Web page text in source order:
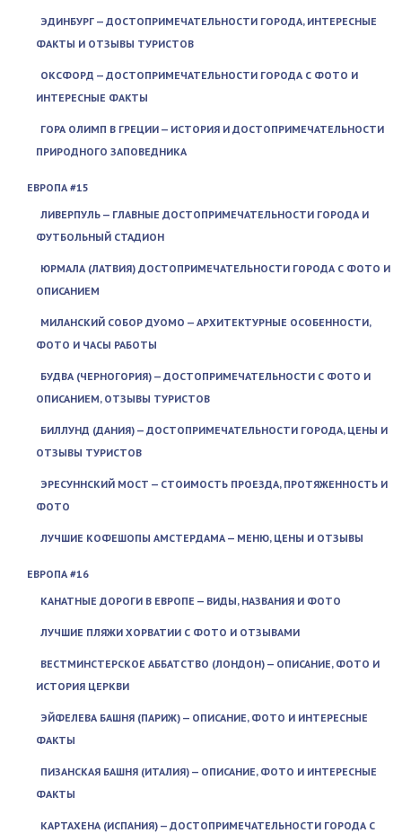
ЭДИНБУРГ — ДОСТОПРИМЕЧАТЕЛЬНОСТИ ГОРОДА, ИНТЕРЕСНЫЕ
ФАКТЫ И ОТЗЫВЫ ТУРИСТОВ
ОКСФОРД — ДОСТОПРИМЕЧАТЕЛЬНОСТИ ГОРОДА С ФОТО И
ИНТЕРЕСНЫЕ ФАКТЫ
ГОРА ОЛИМП В ГРЕЦИИ — ИСТОРИЯ И ДОСТОПРИМЕЧАТЕЛЬНОСТИ
ПРИРОДНОГО ЗАПОВЕДНИКА
ЕВРОПА #15
ЛИВЕРПУЛЬ — ГЛАВНЫЕ ДОСТОПРИМЕЧАТЕЛЬНОСТИ ГОРОДА И
ФУТБОЛЬНЫЙ СТАДИОН
ЮРМАЛА (ЛАТВИЯ) ДОСТОПРИМЕЧАТЕЛЬНОСТИ ГОРОДА С ФОТО И
ОПИСАНИЕМ
МИЛАНСКИЙ СОБОР ДУОМО — АРХИТЕКТУРНЫЕ ОСОБЕННОСТИ,
ФОТО И ЧАСЫ РАБОТЫ
БУДВА (ЧЕРНОГОРИЯ) — ДОСТОПРИМЕЧАТЕЛЬНОСТИ С ФОТО И
ОПИСАНИЕМ, ОТЗЫВЫ ТУРИСТОВ
БИЛЛУНД (ДАНИЯ) — ДОСТОПРИМЕЧАТЕЛЬНОСТИ ГОРОДА, ЦЕНЫ И
ОТЗЫВЫ ТУРИСТОВ
ЭРЕСУННСКИЙ МОСТ — СТОИМОСТЬ ПРОЕЗДА, ПРОТЯЖЕННОСТЬ И
ФОТО
ЛУЧШИЕ КОФЕШОПЫ АМСТЕРДАМА — МЕНЮ, ЦЕНЫ И ОТЗЫВЫ
ЕВРОПА #16
КАНАТНЫЕ ДОРОГИ В ЕВРОПЕ — ВИДЫ, НАЗВАНИЯ И ФОТО
ЛУЧШИЕ ПЛЯЖИ ХОРВАТИИ С ФОТО И ОТЗЫВАМИ
ВЕСТМИНСТЕРСКОЕ АББАТСТВО (ЛОНДОН) — ОПИСАНИЕ, ФОТО И
ИСТОРИЯ ЦЕРКВИ
ЭЙФЕЛЕВА БАШНЯ (ПАРИЖ) — ОПИСАНИЕ, ФОТО И ИНТЕРЕСНЫЕ
ФАКТЫ
ПИЗАНСКАЯ БАШНЯ (ИТАЛИЯ) — ОПИСАНИЕ, ФОТО И ИНТЕРЕСНЫЕ
ФАКТЫ
КАРТАХЕНА (ИСПАНИЯ) — ДОСТОПРИМЕЧАТЕЛЬНОСТИ ГОРОДА С